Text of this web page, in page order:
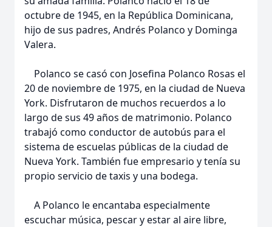
octubre de 1945, en la República Dominicana,
hijo de sus padres, Andrés Polanco y Dominga
Valera.
Polanco se casó con Josefina Polanco Rosas el
20 de noviembre de 1975, en la ciudad de Nueva
York. Disfrutaron de muchos recuerdos a lo
largo de sus 49 años de matrimonio. Polanco
trabajó como conductor de autobús para el
sistema de escuelas públicas de la ciudad de
Nueva York. También fue empresario y tenía su
propio servicio de taxis y una bodega.
A Polanco le encantaba especialmente
escuchar música, pescar y estar al aire libre,